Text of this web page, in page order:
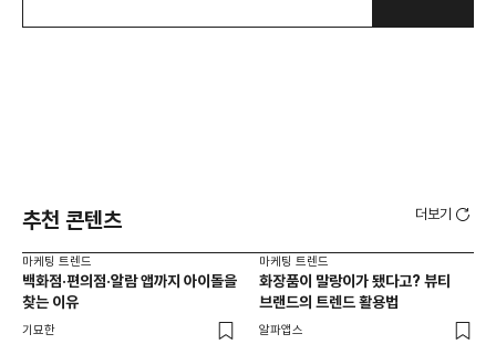
추천 콘텐츠 더보기
마케팅 트렌드
백화점·편의점·알람 앱까지 아이돌을
찾는 이유
기묘한
마케팅 트렌드
화장품이 말랑이가 됐다고? 뷰티
브랜드의 트렌드 활용법
알파앱스